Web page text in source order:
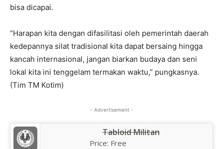
bisa dicapai.
“Harapan kita dengan difasilitasi oleh pemerintah daerah
kedepannya silat tradisional kita dapat bersaing hingga
kancah internasional, jangan biarkan budaya dan seni
lokal kita ini tenggelam termakan waktu,” pungkasnya.
(Tim TM Kotim)
- Advertisement -
Tabloid Militan
Price: Free